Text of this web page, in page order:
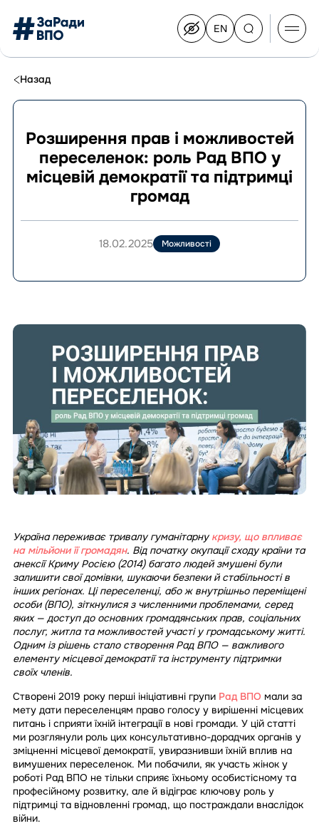
Switch
English
EN
Про Конгрес
Склад Конгресу
Приєднатися до Конгресу
Новини
Назад
Розширення прав і можливостей
переселенок: роль Рад ВПО у
місцевій демократії та підтримці
громад
18.02.2025 Можливості
Україна переживає тривалу гуманітарну кризу, що впливає
на мільйони її громадян. Від початку окупації сходу країни та
анексії Криму Росією (2014) багато людей змушені були
залишити свої домівки, шукаючи безпеки й стабільності в
інших регіонах. Ці переселенці, або ж внутрішньо переміщені
особи (ВПО), зіткнулися з численними проблемами, серед
яких — доступ до основних громадянських прав, соціальних
послуг, житла та можливостей участі у громадському житті.
Одним із рішень стало створення Рад ВПО — важливого
елементу місцевої демократії та інструменту підтримки
своїх членів.
Створені 2019 року перші ініціативні групи Рад ВПО мали за
мету дати переселенцям право голосу у вирішенні місцевих
питань і сприяти їхній інтеграції в нові громади. У цій статті
ми розглянули роль цих консультативно-дорадчих органів у
зміцненні місцевої демократії, увиразнивши їхній вплив на
вимушених переселенок. Ми побачили, як участь жінок у
роботі Рад ВПО не тільки сприяє їхньому особистісному та
професійному розвитку, але й відіграє ключову роль у
підтримці та відновленні громад, що постраждали внаслідок
війни.